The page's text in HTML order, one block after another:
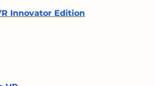
Innovator Edition